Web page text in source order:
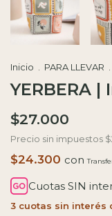
Inicio PARA LLEVAR
YERBERA
$27.000
Precio sin impuestos
$24.300 con
Cuotas SIN
3 cuotas sin interés